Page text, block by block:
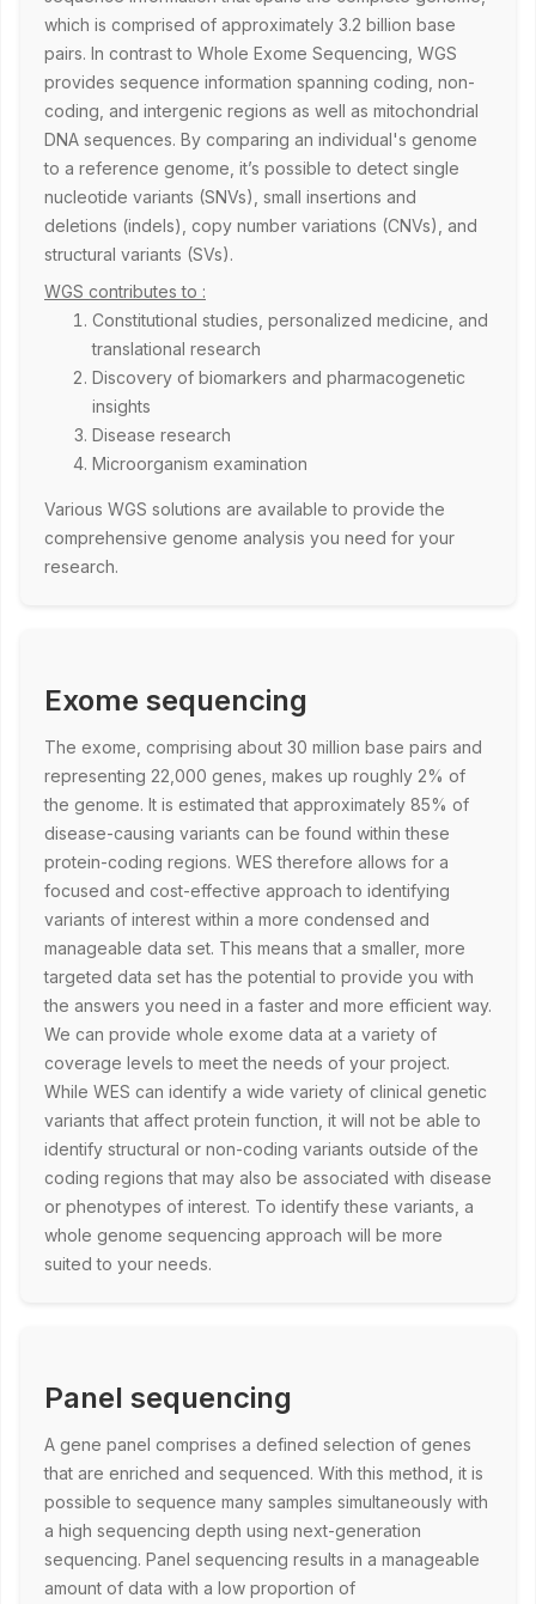
which is comprised of approximately 3.2 billion base
pairs. In contrast to Whole Exome Sequencing, WGS
provides sequence information spanning coding, non-
coding, and intergenic regions as well as mitochondrial
DNA sequences. By comparing an individual's genome
to a reference genome, it’s possible to detect single
nucleotide variants (SNVs), small insertions and
deletions (indels), copy number variations (CNVs), and
structural variants (SVs).
WGS contributes to :
Constitutional studies, personalized medicine, and
translational research
Discovery of biomarkers and pharmacogenetic
insights
Disease research
Microorganism examination
Various WGS solutions are available to provide the
comprehensive genome analysis you need for your
research.
Exome sequencing
The exome, comprising about 30 million base pairs and
representing 22,000 genes, makes up roughly 2% of
the genome. It is estimated that approximately 85% of
disease-causing variants can be found within these
protein-coding regions. WES therefore allows for a
focused and cost-effective approach to identifying
variants of interest within a more condensed and
manageable data set. This means that a smaller, more
targeted data set has the potential to provide you with
the answers you need in a faster and more efficient way.
We can provide whole exome data at a variety of
coverage levels to meet the needs of your project.
While WES can identify a wide variety of clinical genetic
variants that affect protein function, it will not be able to
identify structural or non-coding variants outside of the
coding regions that may also be associated with disease
or phenotypes of interest. To identify these variants, a
whole genome sequencing approach will be more
suited to your needs.
Panel sequencing
A gene panel comprises a defined selection of genes
that are enriched and sequenced. With this method, it is
possible to sequence many samples simultaneously with
a high sequencing depth using next-generation
sequencing. Panel sequencing results in a manageable
amount of data with a low proportion of